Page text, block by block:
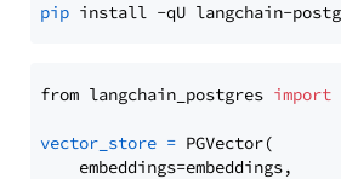
pip
from langchain_postgres import
vector_store = PGVector(
    embeddings=embeddings,